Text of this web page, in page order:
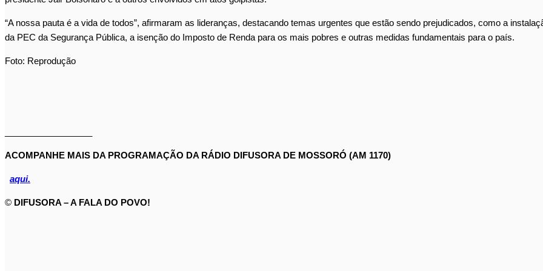
“A nossa pauta é a vida de todos”, afirmaram as lideranças, destacando temas urgentes que estão sendo prejudicados, como a
da PEC da Segurança Pública, a isenção do Imposto de Renda para os mais pobres e outras medidas fundamentais para o país.
Foto: Reprodução
ACOMPANHE MAIS DA PROGRAMAÇÃO DA RÁDIO DIFUSORA DE MOSSORÓ (AM 1170)
aqui.
© DIFUSORA – A FALA DO POVO!